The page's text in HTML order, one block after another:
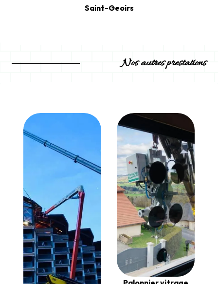
Saint-Geoirs
Nos autres prestations